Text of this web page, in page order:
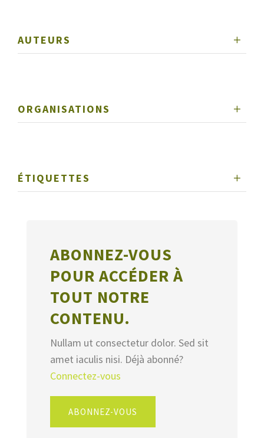
AUTEURS
ORGANISATIONS
ÉTIQUETTES
ABONNEZ-VOUS
POUR ACCÉDER À
TOUT NOTRE
CONTENU.
Nullam ut consectetur dolor. Sed sit
amet iaculis nisi. Déjà abonné?
Connectez-vous
ABONNEZ-VOUS